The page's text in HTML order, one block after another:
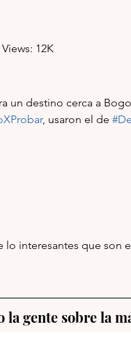
12K
un destino cerca a
, usaron el de
interesantes que son
la gente sobre la